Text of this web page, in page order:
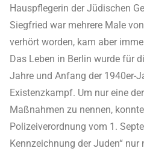
Hauspflegerin der Jüdischen
Siegfried war mehrere Male
verhört worden, kam aber
Das Leben in Berlin wurde für
Jahre und Anfang der 1940er-
Existenzkampf. Um nur eine
Maßnahmen zu nennen,
Polizeiverordnung vom 1.
Kennzeichnung der Juden“